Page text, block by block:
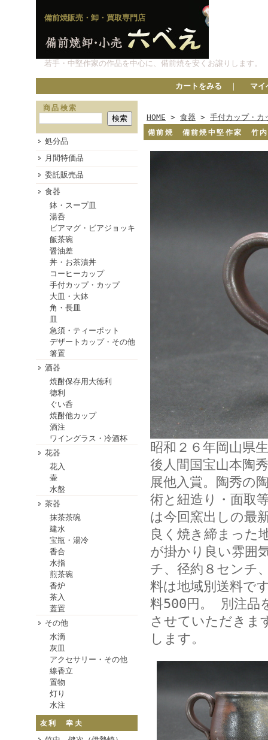
備前焼販売・卸・買取専門店
若手・中堅作家の作品を中心に、備前焼を安くお譲りします。
カートをみる ｜ マイ
商品検索
処分品
月間特価品
委託販売品
食器
鉢・スープ皿
湯呑
ビアマグ・ビアジョッキ
飯茶碗
醤油差
丼・お茶漬丼
コーヒーカップ
手付カップ・カップ
大皿・大鉢
角・長皿
皿
急須・ティーポット
デザートカップ・その他
箸置
酒器
焼酎保存用大徳利
徳利
ぐい呑
焼酎他カップ
酒注
ワイングラス・冷酒杯
花器
花入
壷
水盤
茶器
抹茶茶碗
建水
宝瓶・湯冷
香合
水指
煎茶碗
香炉
茶入
蓋置
その他
水滴
灰皿
アクセサリー・その他
線香立
置物
灯り
水注
友利 幸夫
HOME > 食器 > 手付カップ・カ
備前焼 備前焼中堅作家 竹
昭和２６年岡山県
後人間国宝山本陶
展他入賞。陶秀の
術と紐造り・面取
は今回窯出しの最
良く焼き締まった
が掛かり良い雰囲
チ、径約８センチ
料は地域別送料で
料500円。 別注品
させていただきま
します。